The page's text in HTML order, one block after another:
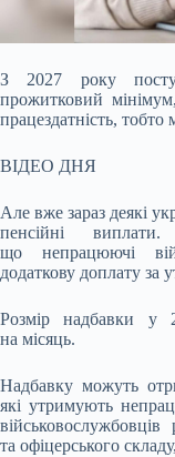
З 2027 року
прожитковий
працездатність, тобто
ВІДЕО ДНЯ
Але вже зараз деякі
пенсійні
що непрацюючі
додаткову доплату за
Розмір надбавки у
на місяць.
Надбавку можуть
які утримують
та офіцерського